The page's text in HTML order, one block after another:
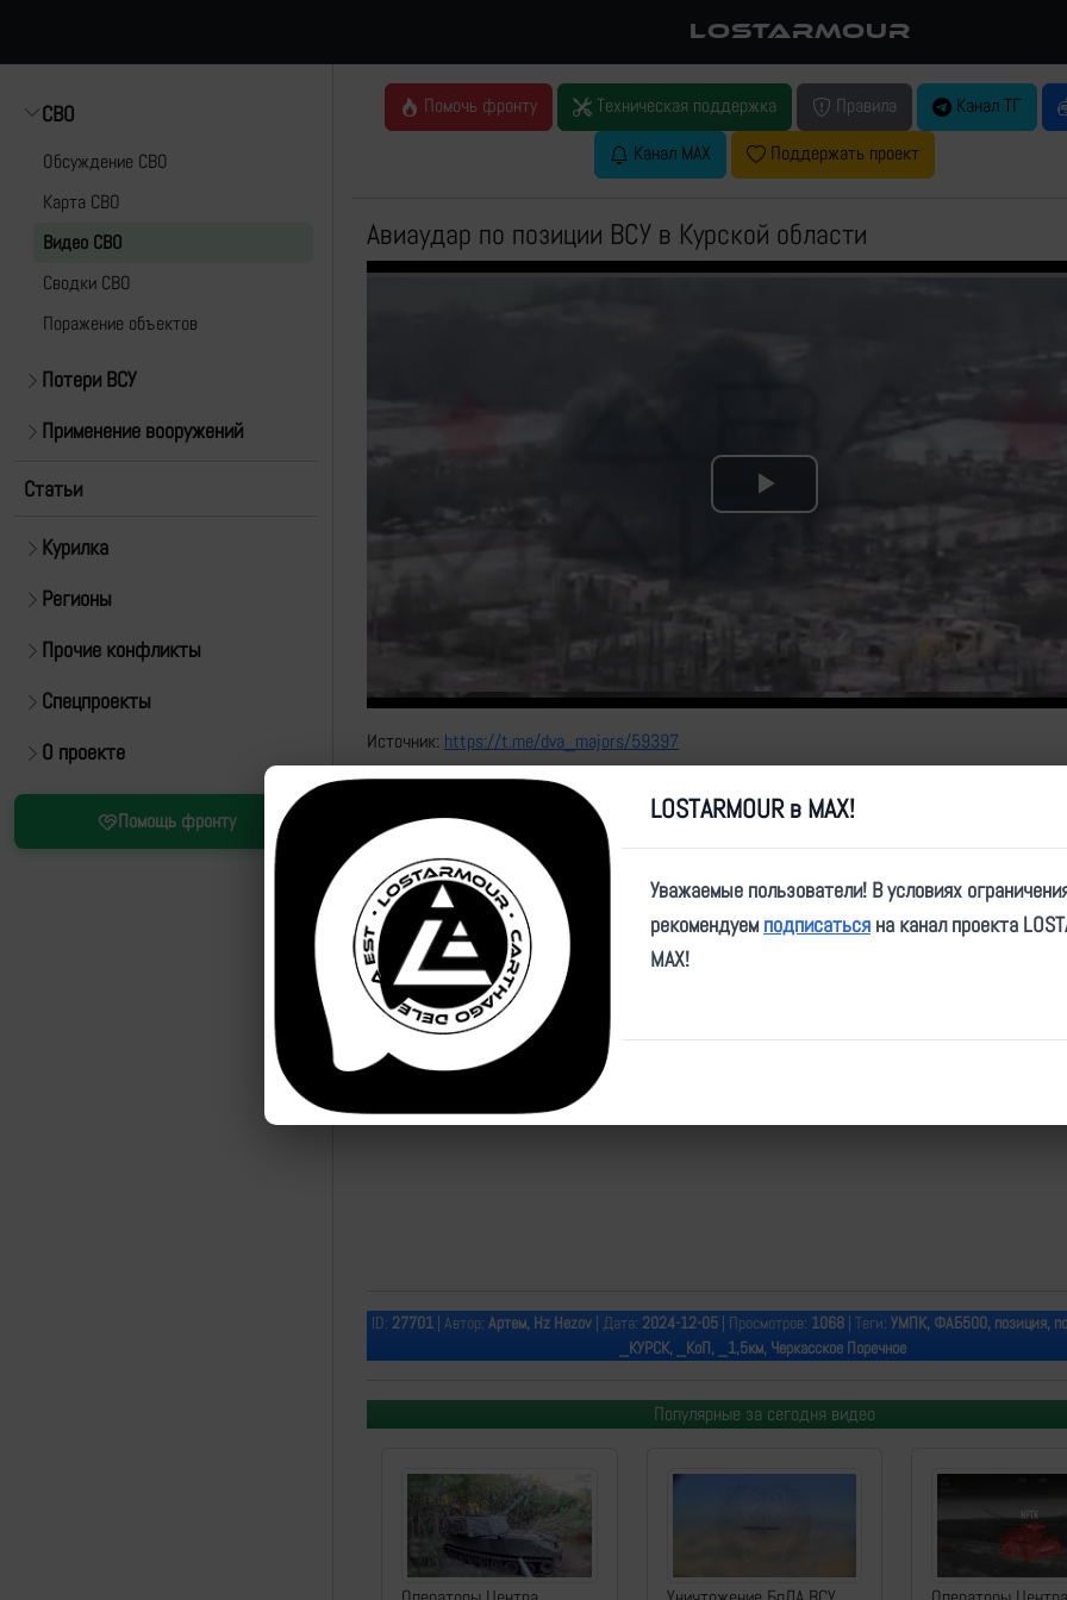
LOSTARMOUR
СВО
Обсуждение СВО
Карта СВО
Видео СВО
Cводки СВО
Поражение объектов
Потери ВСУ
Применение вооружений
Статьи
Курилка
Регионы
Прочие конфликты
Спецпроекты
О проекте
Помощь фронту
Помочь фронту Техническая поддержка Правила Канал ТГ
Канал MAX
Поддержать проект
Авиаудар по позиции ВСУ в Курской области
Play
Источник: https://t.me/dva_majors/59397
ID: 27701 | Автор: Артем, Hz Hezov | Дата: 2024-12-05 | Просмотров: 1068 | Теги: УМПК, ФАБ500, позиция,
_КУРСК, _КоП, _1,5км, Черкасское Поречное
Популярные за сегодня видео
LOSTARMOUR в MAX!
Уважаемые пользователи! В условиях
рекомендуем подписаться на канал проекта
MAX!